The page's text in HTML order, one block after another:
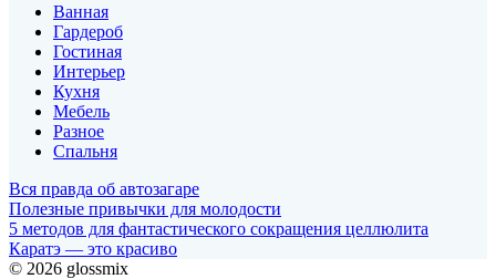
Ванная
Гардероб
Гостиная
Интерьер
Кухня
Мебель
Разное
Спальня
Вся правда об автозагаре
Полезные привычки для молодости
5 методов для фантастического сокращения целлюлита
Каратэ — это красиво
© 2026 glossmix